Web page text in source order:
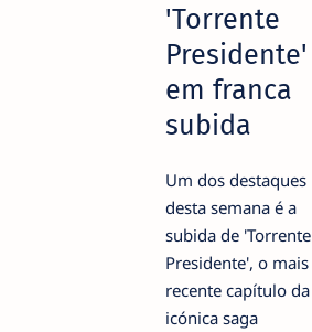
'Torrente
Presidente'
em franca
subida
Um dos destaques
desta semana é a
subida de 'Torrente
Presidente', o mais
recente capítulo da
icónica saga